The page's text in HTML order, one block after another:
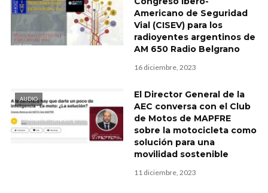
Americano de Seguridad
Vial (CISEV) para los
radioyentes argentinos de
AM 650 Radio Belgrano
16 diciembre, 2023
AUDIO
El Director General de la
AEC conversa con el Club
de Motos de MAPFRE
sobre la motocicleta como
solución para una
movilidad sostenible
11 diciembre, 2023